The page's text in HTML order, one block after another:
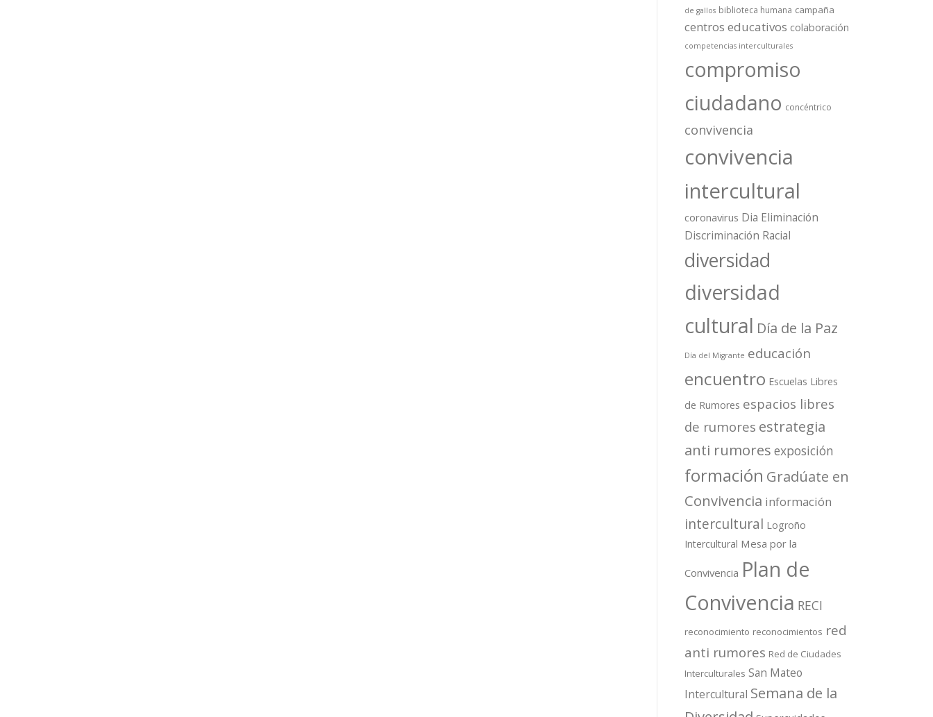
de gallos biblioteca humana campaña
centros educativos colaboración
competencias interculturales
compromiso
ciudadano concéntrico
convivencia
convivencia
intercultural
coronavirus Dia Eliminación
Discriminación Racial
diversidad
diversidad
cultural Día de la Paz
Día del Migrante educación
encuentro Escuelas Libres
de Rumores espacios libres
de rumores estrategia
anti rumores exposición
formación Gradúate en
Convivencia información
intercultural Logroño
Intercultural Mesa por la
Convivencia Plan de
Convivencia RECI
reconocimiento reconocimientos red
anti rumores Red de Ciudades
Interculturales San Mateo
Intercultural Semana de la